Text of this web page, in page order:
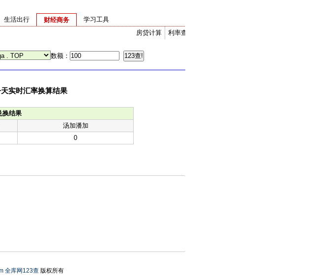
生活出行
财经商务
利率查询
房贷计算
学习工具
数额：
实时汇率换算结果
换结果
汤加潘加
0
全库网123查版权所有